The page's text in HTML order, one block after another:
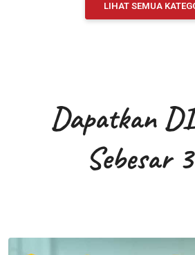
LIHAT SEMUA
Dapatkan
Sebesar